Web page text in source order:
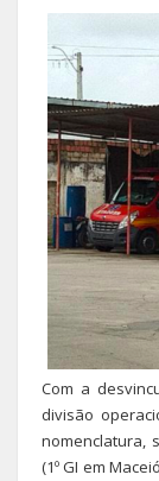
Com a
divisão
nomenclatura,
(1º GI em